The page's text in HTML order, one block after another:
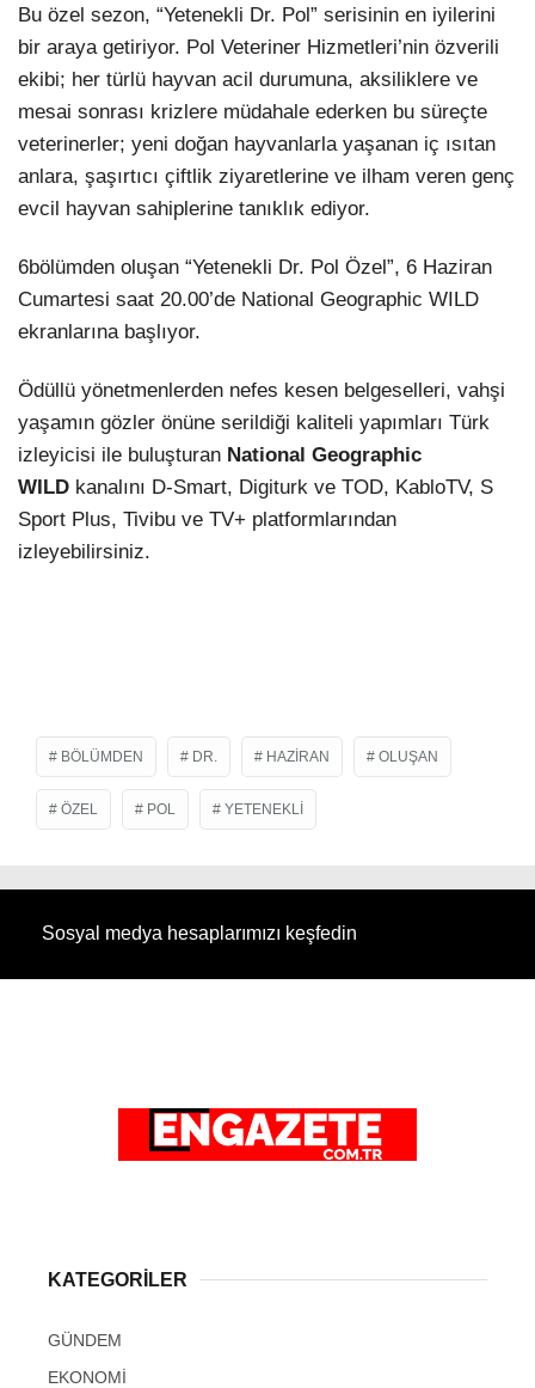
Dribbble
LinkedIn
Bu özel sezon, “Yetenekli Dr. Pol” serisinin en iyilerini
bir araya getiriyor. Pol Veteriner Hizmetleri’nin özverili
ekibi; her türlü hayvan acil durumuna, aksiliklere ve
mesai sonrası krizlere müdahale ederken bu süreçte
veterinerler; yeni doğan hayvanlarla yaşanan iç ısıtan
anlara, şaşırtıcı çiftlik ziyaretlerine ve ilham veren genç
evcil hayvan sahiplerine tanıklık ediyor.
6bölümden oluşan “Yetenekli Dr. Pol Özel”, 6 Haziran
Cumartesi saat 20.00’de National Geographic WILD
ekranlarına başlıyor.
Ödüllü yönetmenlerden nefes kesen belgeselleri, vahşi
yaşamın gözler önüne serildiği kaliteli yapımları Türk
izleyicisi ile buluşturan National Geographic
WILD kanalını D-Smart, Digiturk ve TOD, KabloTV, S
Sport Plus, Tivibu ve TV+ platformlarından
izleyebilirsiniz.
BÖLÜMDEN DR. HAZIRAN OLUŞAN
ÖZEL POL YETENEKLI
Sosyal medya hesaplarımızı keşfedin
KATEGORİLER
GÜNDEM
EKONOMİ